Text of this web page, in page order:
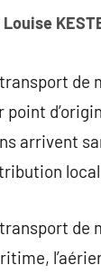
Louise
de
point
arrivent
de